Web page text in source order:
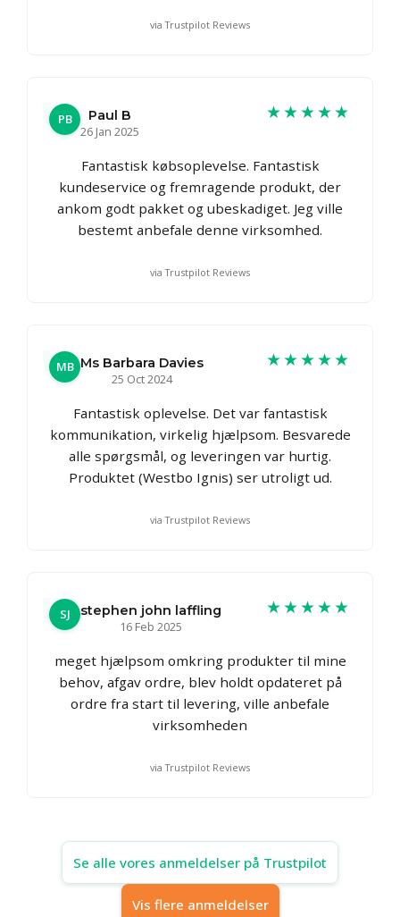
via Trustpilot Reviews
PB
Paul B
26 Jan 2025
★★★★★
Fantastisk købsoplevelse. Fantastisk
kundeservice og fremragende produkt, der
ankom godt pakket og ubeskadiget. Jeg ville
bestemt anbefale denne virksomhed.
via Trustpilot Reviews
MB Ms Barbara Davies
25 Oct 2024
★★★★★
Fantastisk oplevelse. Det var fantastisk
kommunikation, virkelig hjælpsom. Besvarede
alle spørgsmål, og leveringen var hurtig.
Produktet (Westbo Ignis) ser utroligt ud.
via Trustpilot Reviews
SJ
stephen john laffling
16 Feb 2025
★★★★★
meget hjælpsom omkring produkter til mine
behov, afgav ordre, blev holdt opdateret på
ordre fra start til levering, ville anbefale
virksomheden
via Trustpilot Reviews
Se alle vores anmeldelser på Trustpilot
Vis flere anmeldelser